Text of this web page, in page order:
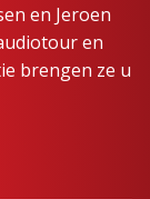
en Jeroen
en
brengen ze u